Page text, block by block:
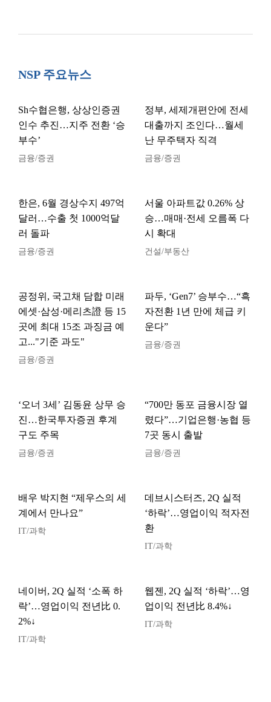
NSP 주요뉴스
Sh수협은행, 상상인증권
인수 추진…지주 전환 ‘승
부수’
금융/증권
정부, 세제개편안에 전세
대출까지 조인다…월세
난 무주택자 직격
금융/증권
한은, 6월 경상수지 497억
달러…수출 첫 1000억달
러 돌파
금융/증권
서울 아파트값 0.26% 상
승…매매·전세 오름폭 다
시 확대
건설/부동산
공정위, 국고채 담합 미래
에셋·삼성·메리츠證 등 15
곳에 최대 15조 과징금 예
고..."기준 과도"
금융/증권
파두, ‘Gen7’ 승부수…“흑
자전환 1년 만에 체급 키
운다”
금융/증권
‘오너 3세’ 김동윤 상무 승
진…한국투자증권 후계
구도 주목
금융/증권
“700만 동포 금융시장 열
렸다”…기업은행·농협 등
7곳 동시 출발
금융/증권
배우 박지현 “제우스의 세
계에서 만나요”
IT/과학
데브시스터즈, 2Q 실적
‘하락’…영업이익 적자전
환
IT/과학
네이버, 2Q 실적 ‘소폭 하
락’…영업이익 전년比 0.
2%↓
IT/과학
웹젠, 2Q 실적 ‘하락’…영
업이익 전년比 8.4%↓
IT/과학